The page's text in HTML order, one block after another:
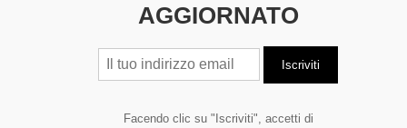
AGGIORNATO
Facendo clic su "Iscriviti", accetti di